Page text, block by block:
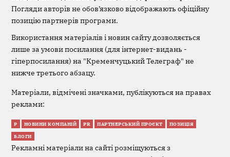
Погляди авторів не обов’язково відображають офіційну
позицію партнерів програми.
Використання матеріалів і новин сайту дозволяється
лише за умови посилання (для інтернет-видань -
гіперпосилання) на "Кременчуцький Телеграф" не
нижче третього абзацу.
Матеріали, відмічені значками, публікуються на правах
реклами:
Р НОВИНИ КОМПАНІЙ PR ПАРТНЕРСЬКИЙ ПРОЄКТ ПОЗИЦІЯ
БЛОГИ
Рекламні матеріали на сайті розміщуються з